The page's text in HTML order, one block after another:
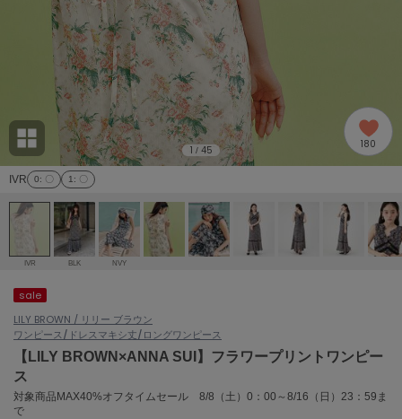
ョン雑貨 (865)
/ランジェリー (127)
ェア (121)
(124)
ALLISON BROWN
アリソンブラウン
アマブロ
Ame no chi Hare
アメノチハレ
AMOMMA
アモマ
アニュアンス
ànuke
アンヌーク
ASICS
アシックス
IVR 0: 〇 1 : 〇
1 / 45 180
IVR BLK NVY
sale
LILY BROWN / リリー ブラウン
ワンピース/ドレスマキシ丈/ロングワンピース
【LILY BROWN×ANNA SUI】フラワープリントワンピー
ス
対象商品MAX40%オフタイムセール 8/8（土）0：00～8/16（日）23：59ま
で